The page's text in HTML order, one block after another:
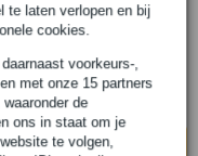
te laten verlopen en bij
cookies.
voorkeurs-,
met onze 15 partners
de
ons in staat om je
te volgen,